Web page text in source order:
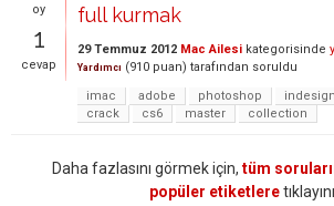
oy
1
cevap
full kurmak
29 Temmuz 2012 Mac Ailesi kategorisinde
Yardımcı (910 puan) tarafından soruldu
imac
adobe photoshop
indesign
crack
cs6 master collection
Daha fazlasını görmek için, tüm
popüler etiketlere